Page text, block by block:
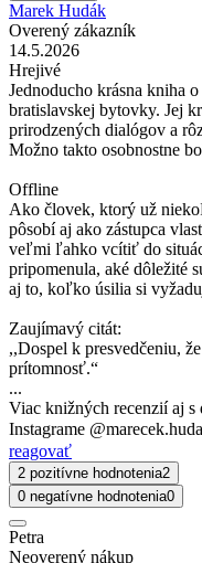
Marek Hudák
Overený zákazník
14.5.2026
Hrejivé
Jednoducho krásna kniha
bratislavskej bytovky. Jej
prirodzených dialógov a
Možno takto osobnostne
Offline
Ako človek, ktorý už
pôsobí aj ako zástupca
veľmi ľahko vcítiť do
pripomenula, aké dôležité
aj to, koľko úsilia si
Zaujímavý citát:
,,Dospel k presvedčeniu,
prítomnosť.“
...
Viac knižných recenzií aj
Instagrame
reagovať
2 pozitívne hodnotenia2
0 negatívne hodnotenia0
Petra
Neoverený nákup